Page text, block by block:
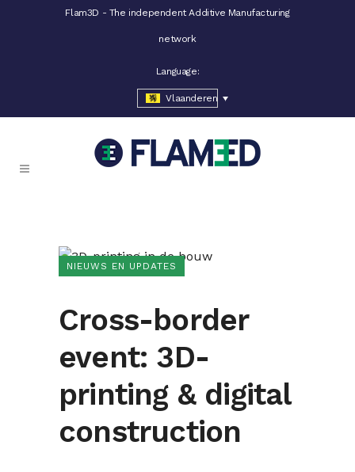
Flam3D - The independent Additive Manufacturing
network
Language:
Vlaanderen
NIEUWS EN UPDATES
Cross-border
event: 3D-
printing & digital
construction